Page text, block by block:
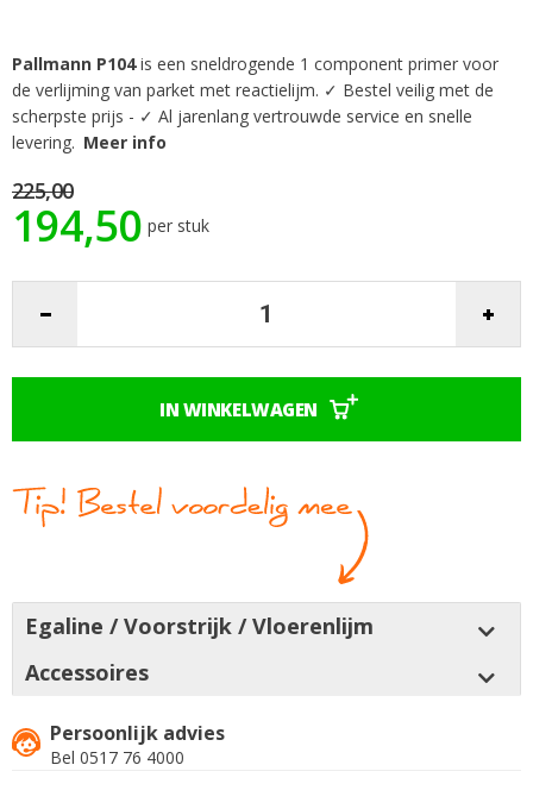
Ga
naar
het
begin
de
afbeeldingen-
gallerij
Pallmann P104is een sneldrogende 1 component primer voor
de verlijming van parket met reactielijm. ✓ Bestel veilig met de
scherpste prijs - ✓ Al jarenlang vertrouwde service en snelle
levering. Meer info
225,00
194,50 per stuk
Egaline / Voorstrijk / Vloerenlijm
Accessoires
IN WINKELWAGEN
Persoonlijk advies
Bel 0517 76 4000